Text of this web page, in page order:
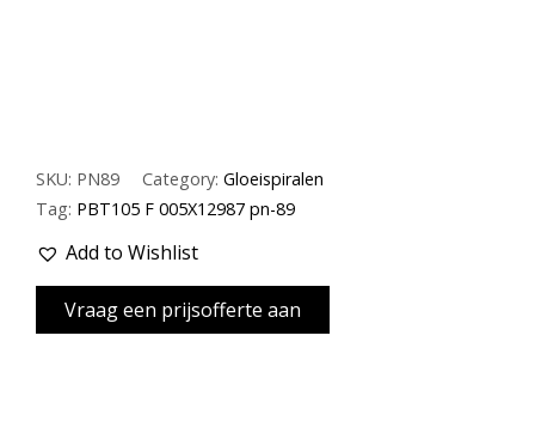
SKU: PN89 Category: Gloeispiralen
Tag: PBT105 F 005X12987 pn-89
Add to Wishlist